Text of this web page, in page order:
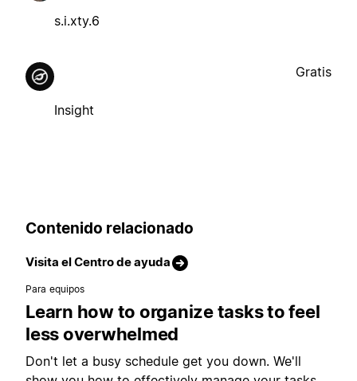
s.i.xty.6
Insight
Gratis
Contenido relacionado
Visita el Centro de ayuda
Para equipos
Learn how to organize tasks to feel
less overwhelmed
Don't let a busy schedule get you down. We'll